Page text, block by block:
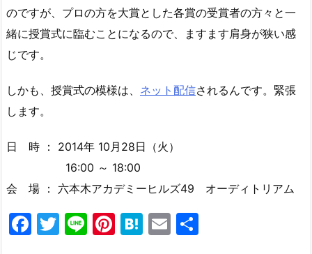
のですが、プロの方を大賞とした各賞の受賞者の方々と一
緒に授賞式に臨むことになるので、ますます肩身が狭い感
じです。
しかも、授賞式の模様は、 ネット配信されるんです。緊張
します。
日 時 ： 2014年 10月28日（火）
16:00 ～ 18:00
会 場 ： 六本木アカデミーヒルズ49 オーディトリアム
F
T
Li Pi H
E